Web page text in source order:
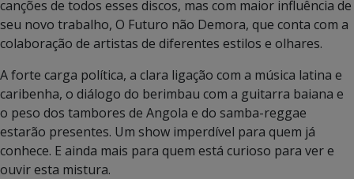
canções de todos esses discos, mas com maior influência de
seu novo trabalho, O Futuro não Demora, que conta com a
colaboração de artistas de diferentes estilos e olhares.
A forte carga política, a clara ligação com a música latina e
caribenha, o diálogo do berimbau com a guitarra baiana e
o peso dos tambores de Angola e do samba-reggae
estarão presentes. Um show imperdível para quem já
conhece. E ainda mais para quem está curioso para ver e
ouvir esta mistura.